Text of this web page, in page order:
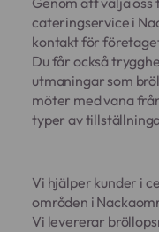
cateringservice i
kontakt för
Du får också
utmaningar som
möter med vana
typer av
Vi hjälper kunder i
områden i
Vi levererar